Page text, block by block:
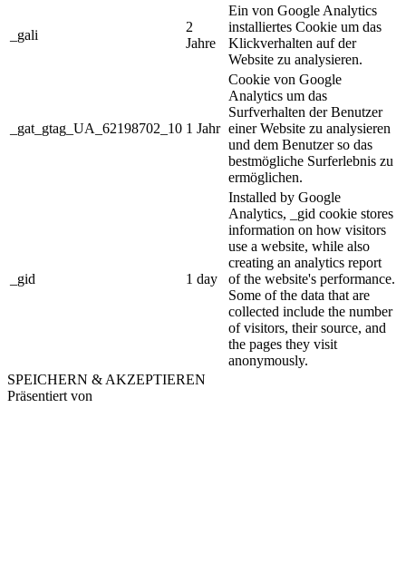
_gali
2
Jahre
Ein von Google Analytics
installiertes Cookie um das
Klickverhalten auf der
Website zu analysieren.
_gat_gtag_UA_62198702_10 1 Jahr
Cookie von Google
Analytics um das
Surfverhalten der Benutzer
einer Website zu analysieren
und dem Benutzer so das
bestmögliche Surferlebnis zu
ermöglichen.
_gid 1 day
Installed by Google
Analytics, _gid cookie stores
information on how visitors
use a website, while also
creating an analytics report
of the website's performance.
Some of the data that are
collected include the number
of visitors, their source, and
the pages they visit
anonymously.
SPEICHERN & AKZEPTIEREN
Präsentiert von